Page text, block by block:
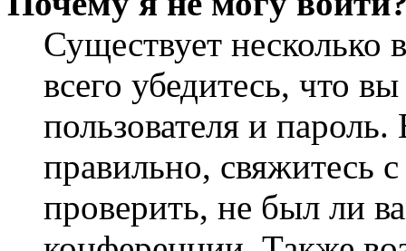
Существует
всего убедитесь, что
пользователя и
правильно, свяжитесь
проверить, не был ли